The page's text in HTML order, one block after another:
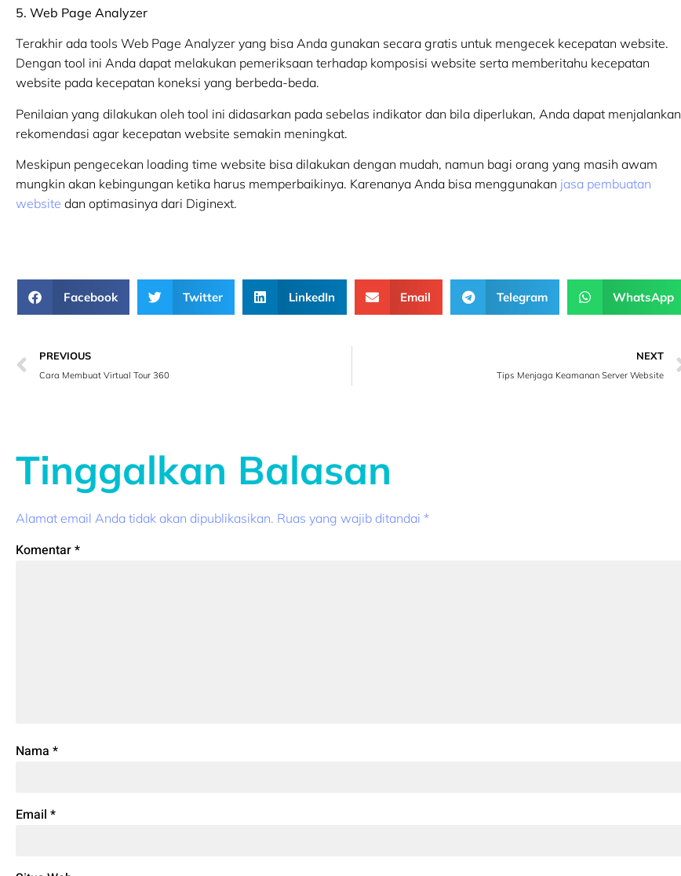
5. Web Page Analyzer
Terakhir ada tools Web Page Analyzer yang bisa Anda gunakan secara gratis untuk mengecek kecepatan website.
Dengan tool ini Anda dapat melakukan pemeriksaan terhadap komposisi website serta memberitahu kecepatan
website pada kecepatan koneksi yang berbeda-beda.
Penilaian yang dilakukan oleh tool ini didasarkan pada sebelas indikator dan bila diperlukan, Anda dapat menjalankan
rekomendasi agar kecepatan website semakin meningkat.
Meskipun pengecekan loading time website bisa dilakukan dengan mudah, namun bagi orang yang masih awam
mungkin akan kebingungan ketika harus memperbaikinya. Karenanya Anda bisa menggunakan jasa pembuatan
website dan optimasinya dari Diginext.
Facebook Twitter LinkedIn Email Telegram WhatsApp
PREVIOUS
Cara Membuat Virtual Tour 360
NEXT
Tips Menjaga Keamanan Server Website
Tinggalkan Balasan
Alamat email Anda tidak akan dipublikasikan. Ruas yang wajib ditandai *
Komentar*
Nama *
Email *